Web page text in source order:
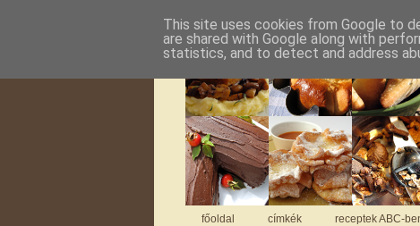
főoldal címkék receptek ABC-
This site uses cookies from Google to
are shared with Google along with
statistics, and to detect and address